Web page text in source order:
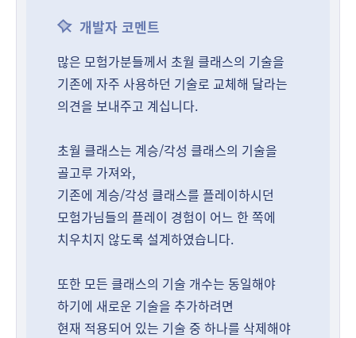
개발자 코멘트
많은 모험가분들께서 초월 클래스의 기술을
기존에 자주 사용하던 기술로 교체해 달라는
의견을 보내주고 계십니다.
초월 클래스는 계승/각성 클래스의 기술을
골고루 가져와,
기존에 계승/각성 클래스를 플레이하시던
모험가님들의 플레이 경험이 어느 한 쪽에
치우치지 않도록 설계하였습니다.
또한 모든 클래스의 기술 개수는 동일해야
하기에 새로운 기술을 추가하려면
현재 적용되어 있는 기술 중 하나를 삭제해야